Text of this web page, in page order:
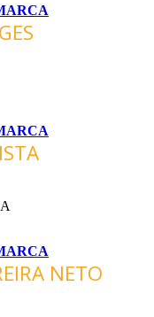
NETO